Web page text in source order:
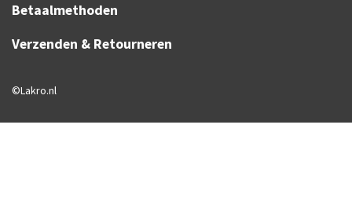
Betaalmethoden
Verzenden & Retourneren
©Lakro.nl